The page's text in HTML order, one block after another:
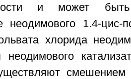
и может
неодимового 1.4-цис-
хлорида